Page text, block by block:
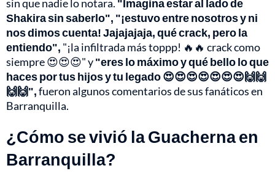
sin que nadie lo notara. "Imagina estar al lado de
Shakira sin saberlo", "¡estuvo entre nosotros y ni
nos dimos cuenta! Jajajajaja, qué crack, pero la
entiendo", "¡la infiltrada más toppp! 🔥🔥 crack como
siempre 😍😍😍" y"eres lo máximo y qué bello lo que
haces por tus hijos y tu legado 😍😍😍😍😍😍😍🙌🙌
🙌🙌",fueron algunos comentarios de sus fanáticos en
Barranquilla.
¿Cómo se vivió la Guacherna en
Barranquilla?